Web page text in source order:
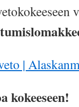
|
kokeeseen!